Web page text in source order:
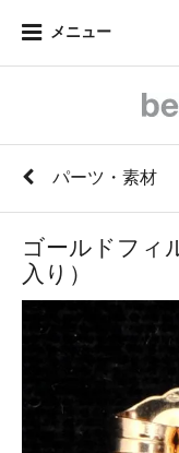
メニュー
パーツ・素材
ゴールドフィ
入り）